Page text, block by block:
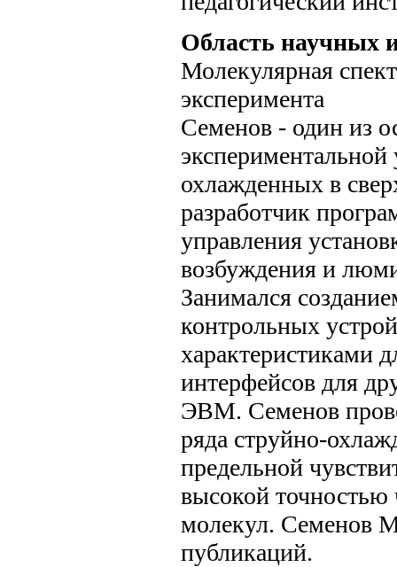
Область научных
Молекулярная
эксперимента
Семенов - один из
охлажденных в
разработчик
управления
возбуждения и
Занимался
контрольных
характеристиками
интерфейсов для
ЭВМ. Семенов
ряда струйно-
предельной
высокой точностью
молекул. Семенов
публикаций.